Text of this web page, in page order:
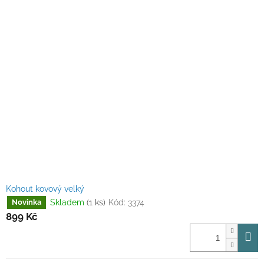
Kohout kovový velký
Novinka Skladem (1 ks) Kód: 3374
899 Kč